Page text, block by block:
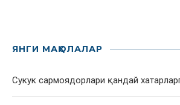
ЯНГИ МАҚОЛАЛАР
Сукук сармоядорлари қандай